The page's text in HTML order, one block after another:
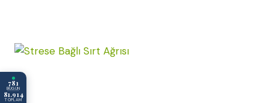
781
BUGÜN
81.914
TOPLAM